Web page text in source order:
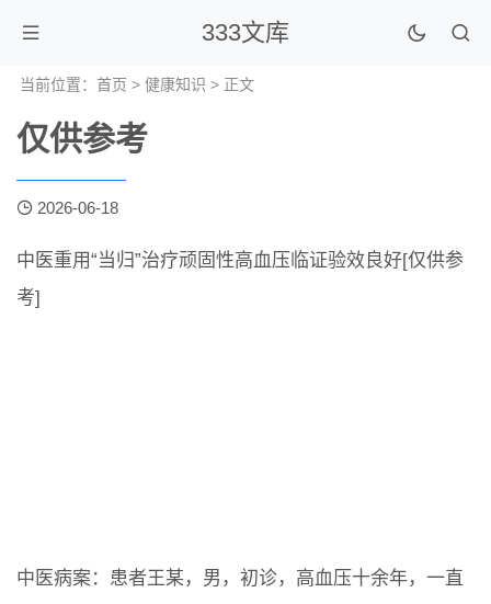
333文库
当前位置： 首页 > 健康知识 > 正文
仅供参考
2026-06-18
中医重用“当归”治疗顽固性高血压临证验效良好[仅供参
考]
中医病案：患者王某，男，初诊，高血压十余年，一直